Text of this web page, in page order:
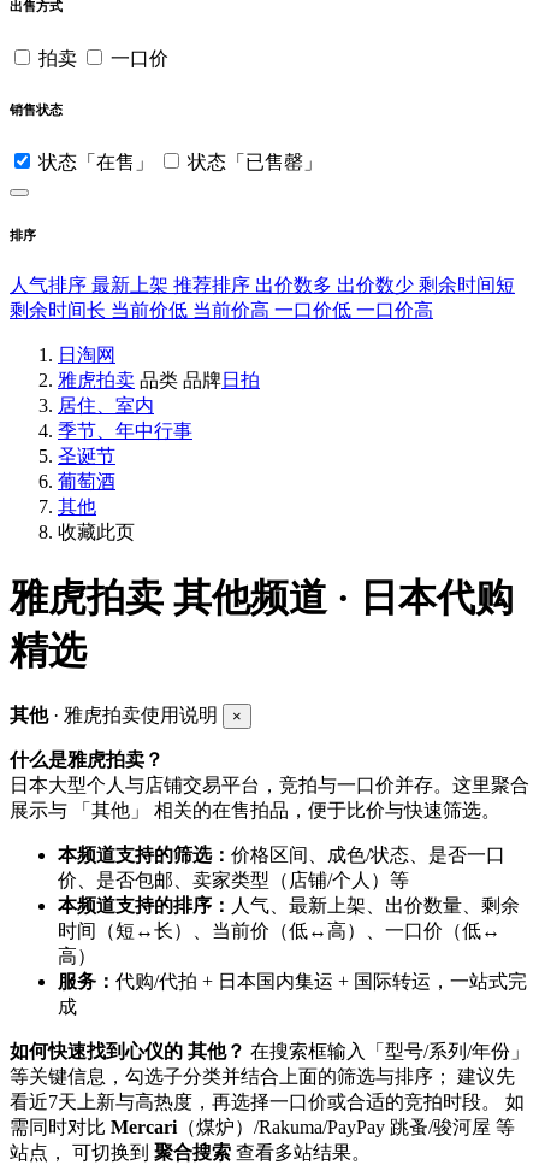
出售方式
拍卖 一口价
销售状态
状态「在售」 状态「已售罄」
排序
人气排序 最新上架 推荐排序 出价数多 出价数少 剩余时间短
剩余时间长 当前价低 当前价高 一口价低 一口价高
日淘网
雅虎拍卖 品类 品牌日拍
居住、室内
季节、年中行事
圣诞节
葡萄酒
其他
收藏此页
雅虎拍卖 其他频道 · 日本代购
精选
其他· 雅虎拍卖使用说明 ×
什么是雅虎拍卖？
日本大型个人与店铺交易平台，竞拍与一口价并存。这里聚合
展示与 「其他」 相关的在售拍品，便于比价与快速筛选。
本频道支持的筛选： 价格区间、成色/状态、是否一口
价、是否包邮、卖家类型（店铺/个人）等
本频道支持的排序： 人气、最新上架、出价数量、剩余
时间（短↔长）、当前价（低↔高）、一口价（低↔
高）
服务： 代购/代拍 + 日本国内集运 + 国际转运，一站式完
成
如何快速找到心仪的 其他？ 在搜索框输入「型号/系列/年份」
等关键信息，勾选子分类并结合上面的筛选与排序； 建议先
看近7天上新与高热度，再选择一口价或合适的竞拍时段。 如
需同时对比 Mercari （煤炉）/Rakuma/PayPay 跳蚤/骏河屋 等
站点， 可切换到 聚合搜索 查看多站结果。